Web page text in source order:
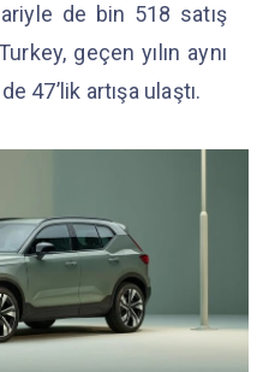
de bin 518 satış
geçen yılın aynı
47’lik artışa ulaştı.